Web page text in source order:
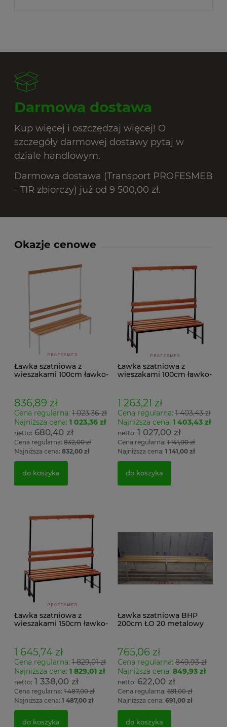
Darmowa dostawa
Kup więcej i oszczędzaj więcej! O
szczegóły darmowej dostawy pytaj w
dziale handlowym.
Darmowa dostawa (Transport PROFESMEB
- TIR zbiorczy) już od 9 500,00 zł.
Okazje cenowe
Ławka szatniowa z
wieszakami 100cm ławko-
836,89 zł
Cena regularna: 1 023,36 zł
Najniższa cena: 1 023,36 zł
680,40 zł
Cena regularna: 832,00 zł
Najniższa cena: 832,00 zł
do koszyka
Ławka szatniowa z
wieszakami 100cm ławko-
1 263,21 zł
Cena regularna:1 403,43 zł
Najniższa cena: 1 403,43 zł
1 027,00 zł
Cena regularna:1 141,00 zł
Najniższa cena: 1 141,00 zł
do koszyka
Ławka szatniowa z
wieszakami 150cm ławko-
1 645,74 zł
Cena regularna: 1 829,01 zł
Najniższa cena: 1 829,01 zł
1 338,00 zł
Cena regularna: 1 487,00 zł
Najniższa cena: 1 487,00 zł
do koszyka
Ławka szatniowa BHP
200cm ŁO 20 metalowy
765,06 zł
Cena regularna:849,93 zł
Najniższa cena: 849,93 zł
622,00 zł
Cena regularna:691,00 zł
Najniższa cena: 691,00 zł
do koszyka